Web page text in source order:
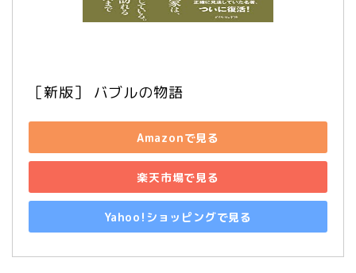
［新版］ バブルの物語
Amazonで見る
楽天市場で見る
Yahoo!ショッピングで見る